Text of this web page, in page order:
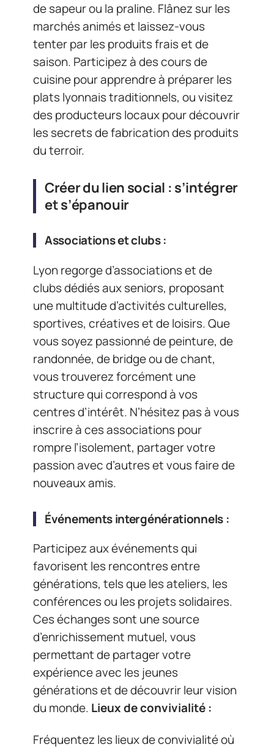
de sapeur ou la praline. Flânez sur les
marchés animés et laissez-vous
tenter par les produits frais et de
saison. Participez à des cours de
cuisine pour apprendre à préparer les
plats lyonnais traditionnels, ou visitez
des producteurs locaux pour découvrir
les secrets de fabrication des produits
du terroir.
Créer du lien social : s’intégrer
et s’épanouir
Associations et clubs :
Lyon regorge d’associations et de
clubs dédiés aux seniors, proposant
une multitude d’activités culturelles,
sportives, créatives et de loisirs. Que
vous soyez passionné de peinture, de
randonnée, de bridge ou de chant,
vous trouverez forcément une
structure qui correspond à vos
centres d’intérêt. N’hésitez pas à vous
inscrire à ces associations pour
rompre l’isolement, partager votre
passion avec d’autres et vous faire de
nouveaux amis.
Événements intergénérationnels :
Participez aux événements qui
favorisent les rencontres entre
générations, tels que les ateliers, les
conférences ou les projets solidaires.
Ces échanges sont une source
d’enrichissement mutuel, vous
permettant de partager votre
expérience avec les jeunes
générations et de découvrir leur vision
du monde. Lieux de convivialité :
Fréquentez les lieux de convivialité où